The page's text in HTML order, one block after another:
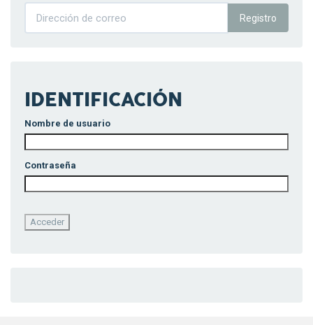
Registro
IDENTIFICACIÓN
Nombre de usuario
Contraseña